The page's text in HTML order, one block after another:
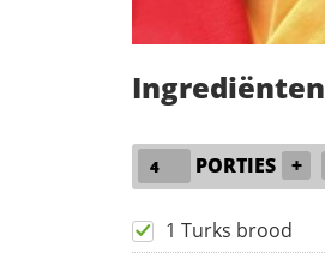
Ingrediënten
PORTIES +
1 Turks brood